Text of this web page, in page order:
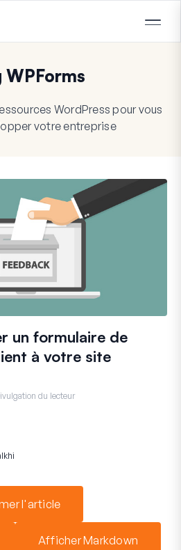
WPForms
WordPress pour vous
votre entreprise
un formulaire de
à votre site
du lecteur
l'article
Afficher Markdown